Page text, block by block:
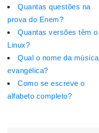
Quantas questões na
prova do Enem?
Quantas versões têm o
Linux?
Qual o nome da música
evangélica?
Como se escreve o
alfabeto completo?